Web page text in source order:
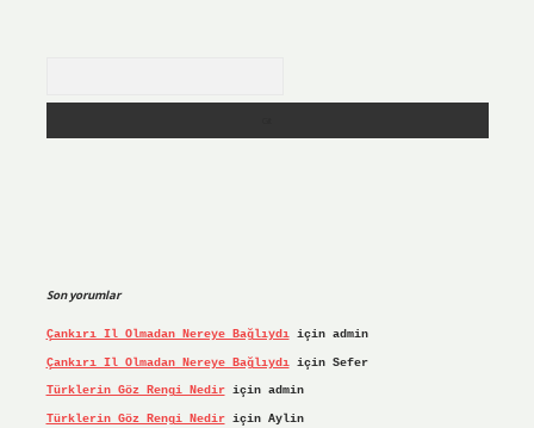
Son yorumlar
Çankırı Il Olmadan Nereye Bağlıydıiçin admin
Çankırı Il Olmadan Nereye Bağlıydıiçin Sefer
Türklerin Göz Rengi Nediriçin admin
Türklerin Göz Rengi Nediriçin Aylin